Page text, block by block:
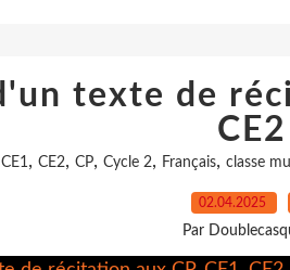
texte de
CE2
CE1, CE2, CP, Cycle 2, Français, classe
02.04.2025
Par